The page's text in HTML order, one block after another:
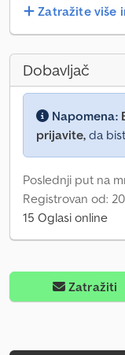
Zatražite više
Dobavljač
Napomena:
prijavite, da
Poslednji put na
Registrovan od:
15 Oglasi online
Zatražiti